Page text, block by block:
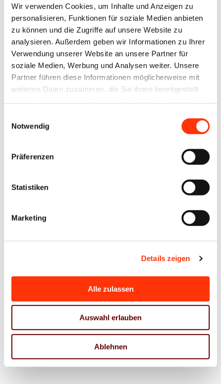
Wir verwenden Cookies, um Inhalte und Anzeigen zu
personalisieren, Funktionen für soziale Medien anbieten
zu können und die Zugriffe auf unsere Website zu
analysieren. Außerdem geben wir Informationen zu Ihrer
Verwendung unserer Website an unsere Partner für
soziale Medien, Werbung und Analysen weiter. Unsere
Partner führen diese Informationen möglicherweise mit
weiteren Daten zusammen, die Sie ihnen bereitgestellt
Notwendig
Präferenzen
Statistiken
Marketing
Details zeigen
Alle zulassen
Auswahl erlauben
Ablehnen
Passwort ein, um sich an der
Website anzumelden.
E-Mail-Adresse
Ansprechpartner
Geschäftsführer
j.meyer@vdm-beratung.de
+49 176 10 90 10 11
Zur Übersicht